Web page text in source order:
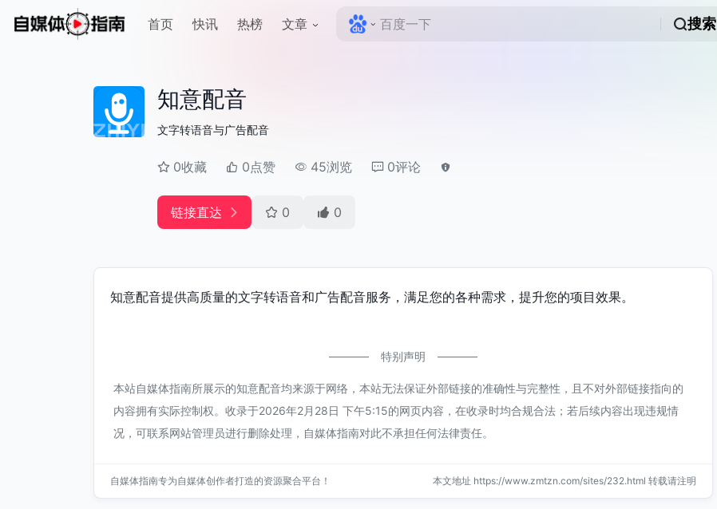
首页 快讯 热榜 文章 搜索
知意配音
文字转语音与广告配音
0收藏 0点赞 45浏览 0评论
链接直达 0 0
知意配音提供高质量的文字转语音和广告配音服务，满足您的各种需求，提升您的项目效果。
特别声明
本站自媒体指南所展示的知意配音均来源于网络，本站无法保证外部链接的准确性与完整性，且不对外部链接指向的
内容拥有实际控制权。收录于2026年2月28日 下午5:15的网页内容，在收录时均合规合法；若后续内容出现违规情
况，可联系网站管理员进行删除处理，自媒体指南对此不承担任何法律责任。
自媒体指南专为自媒体创作者打造的资源聚合平台！ 本文地址 https://www.zmtzn.com/sites/232.html 转载请注明